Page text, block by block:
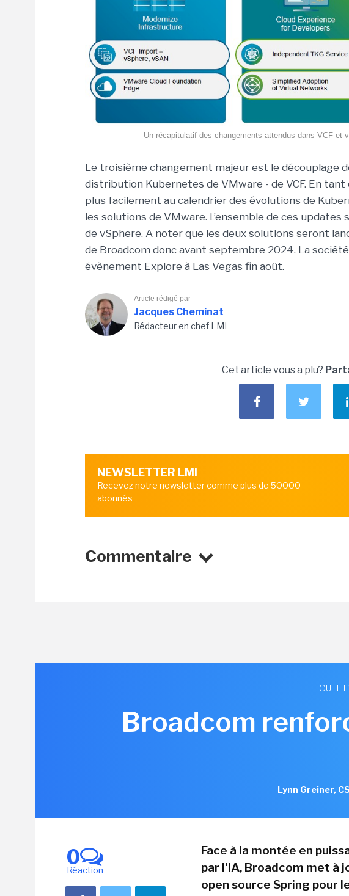
Un récapitulatif des changements attendus dans VCF et
Le troisième changement majeur est le découplage
distribution Kubernetes de VMware - de VCF. En
plus facilement au calendrier des évolutions de
les solutions de VMware. L’ensemble de ces
de vSphere. A noter que les deux solutions seront
de Broadcom donc avant septembre 2024. La
évènement Explore à Las Vegas fin août.
Article rédigé par
Jacques Cheminat
Rédacteur en chef LMI
Cet article vous a plu?
NEWSLETTER LMI
Recevez notre newsletter comme plus de 50000
abonnés
Commentaire
TOUTE
Broadcom
Lynn Greiner,
0
Réaction
Face à la montée en
par l'IA, Broadcom met à
open source Spring pour